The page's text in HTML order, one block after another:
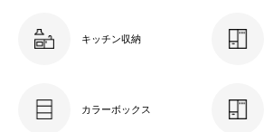
キッチン収納
カラーボックス